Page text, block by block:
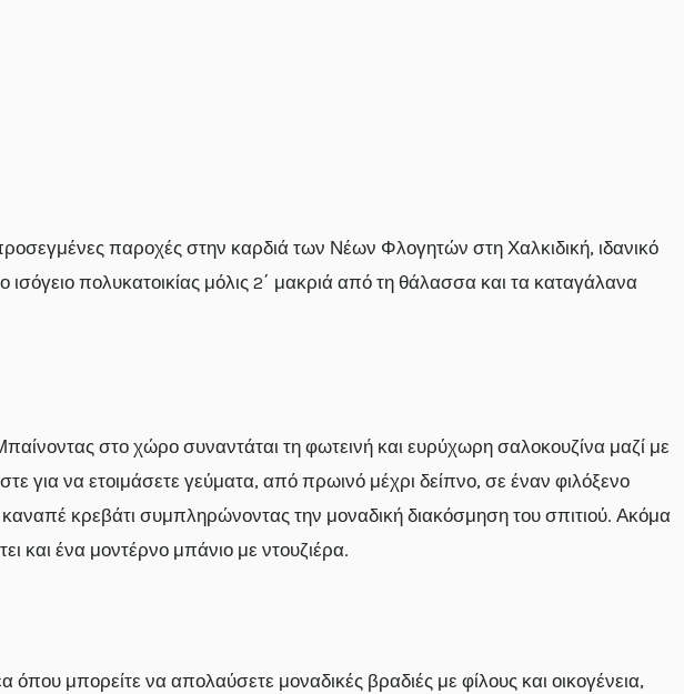
παροχές στην καρδιά των Νέων Φλογητών στη Χαλκιδική, ιδανικό
ισόγειο πολυκατοικίας μόλις 2΄ μακριά από τη θάλασσα και τα καταγάλανα
στο χώρο συναντάται τη φωτεινή και ευρύχωρη σαλοκουζίνα μαζί με
για να ετοιμάσετε γεύματα, από πρωινό μέχρι δείπνο, σε έναν φιλόξενο
κρεβάτι συμπληρώνοντας την μοναδική διακόσμηση του σπιτιού. Ακόμα
και ένα μοντέρνο μπάνιο με ντουζιέρα.
μπορείτε να απολαύσετε μοναδικές βραδιές με φίλους και οικογένεια,